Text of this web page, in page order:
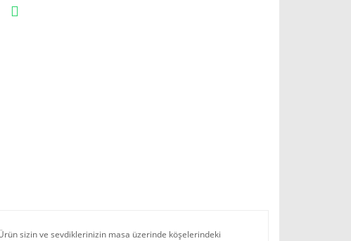
sizin ve sevdiklerinizin masa üzerinde köşelerindeki